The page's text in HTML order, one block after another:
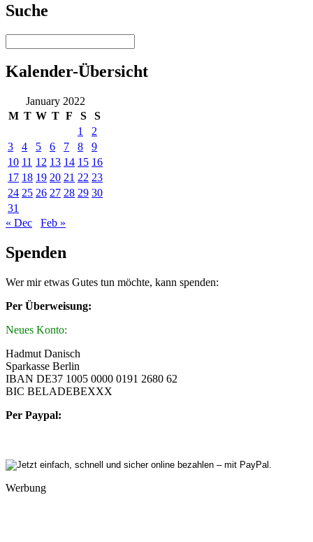
Suche
Kalender-Übersicht
January 2022
M T W T F S
S
1
2
3
4 5 6 7 8
9
10 11 12 13 14 15 16
17 18 19 20 21 22 23
24 25 26 27 28 29 30
31
« Dec
Feb »
Spenden
Wer mir etwas Gutes tun möchte, kann spenden:
Per Überweisung:
Neues Konto:
Hadmut Danisch
Sparkasse Berlin
IBAN DE37 1005 0000 0191 2680 62
BIC BELADEBEXXX
Per Paypal:
Werbung